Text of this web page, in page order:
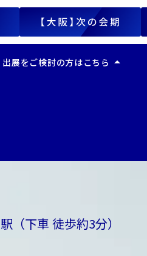
（下車 徒歩約3分）
出展をご検討の方はこちら arrow_drop_up